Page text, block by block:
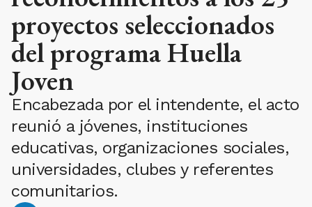
proyectos seleccionados
del programa Huella
Joven
Encabezada por el intendente, el acto
reunió a jóvenes, instituciones
educativas, organizaciones sociales,
universidades, clubes y referentes
comunitarios.